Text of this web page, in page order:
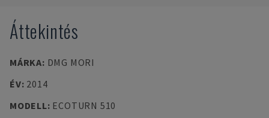
Áttekintés
MÁRKA: DMG MORI
ÉV: 2014
MODELL: ECOTURN 510